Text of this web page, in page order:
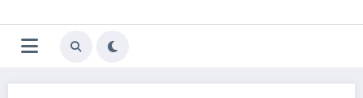
au
contenu
Trivela
L'actualité du football